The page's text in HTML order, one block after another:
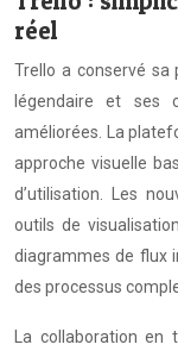
réel
Trello a conservé sa
légendaire et ses
améliorées. La
approche visuelle
d’utilisation. Les
outils de
diagrammes de flux
des processus
La collaboration